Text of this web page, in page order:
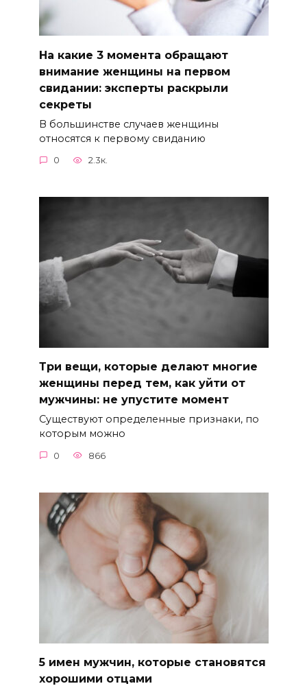
На какие 3 момента обращают
внимание женщины на первом
свидании: эксперты раскрыли
секреты
В большинстве случаев женщины
относятся к первому свиданию
0 2.3к.
Три вещи, которые делают многие
женщины перед тем, как уйти от
мужчины: не упустите момент
Существуют определенные признаки, по
которым можно
0 866
5 имен мужчин, которые становятся
хорошими отцами